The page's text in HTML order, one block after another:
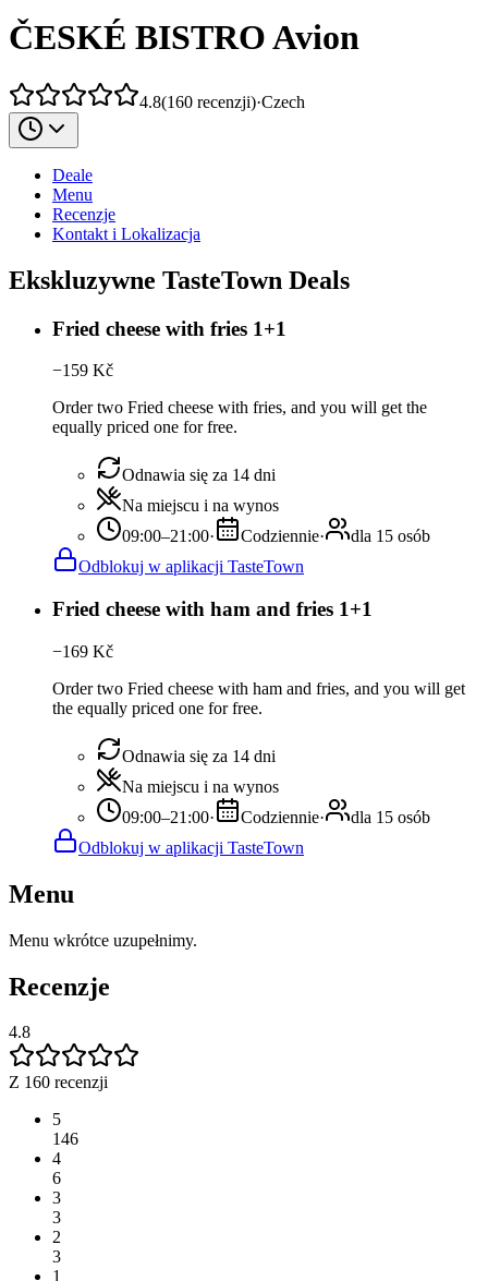
ČESKÉ BISTRO Avion
4.8(160 recenzji)·Czech
Deale
Menu
Recenzje
Kontakt i Lokalizacja
Ekskluzywne TasteTown Deals
Fried cheese with fries 1+1
−159 Kč
Order two Fried cheese with fries, and you will get the
equally priced one for free.
Odnawia się za 14 dni
Na miejscu i na wynos
09:00–21:00· Codziennie·
dla 15 osób
Odblokuj w aplikacji TasteTown
Fried cheese with ham and fries 1+1
−169 Kč
Order two Fried cheese with ham and fries, and you will get
the equally priced one for free.
Odnawia się za 14 dni
Na miejscu i na wynos
09:00–21:00· Codziennie·
dla 15 osób
Odblokuj w aplikacji TasteTown
Menu
Menu wkrótce uzupełnimy.
Recenzje
4.8
Z 160 recenzji
5
146
4
6
3
3
2
3
1